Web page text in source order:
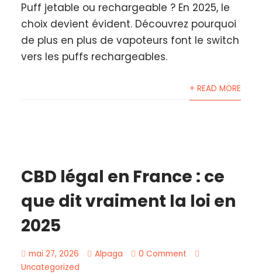
Puff jetable ou rechargeable ? En 2025, le
choix devient évident. Découvrez pourquoi
de plus en plus de vapoteurs font le switch
vers les puffs rechargeables.
+ READ MORE
CBD légal en France : ce
que dit vraiment la loi en
2025
mai 27, 2026 Alpaga
0 Comment
Uncategorized